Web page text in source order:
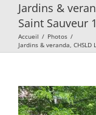
Jardins &
Saint Sauveur
Accueil / Photos /
Jardins & veranda,